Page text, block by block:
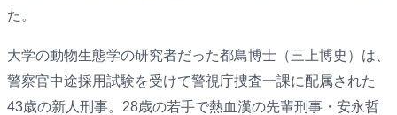
た。
大学の動物生態学の研究者だった都鳥博士（三上博史）は、
警察官中途採用試験を受けて警視庁捜査一課に配属された
43歳の新人刑事。28歳の若手で熱血漢の先輩刑事・安永哲